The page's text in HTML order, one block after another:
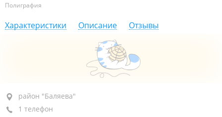
Полиграфия
Характеристики Описание Отзывы
район "Баляева", ул. Сабанеева, 14В
+7 914 705-33-01
район "Баляева"
1 телефон